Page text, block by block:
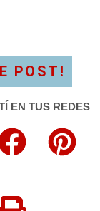
POST!
EN TUS REDES